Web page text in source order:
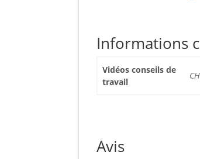
Informations
Vidéos conseils de
travail
Avis